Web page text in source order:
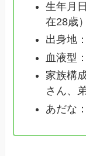
生年月
在28歳）
出身地
血液型
家族構
さん、弟
あだな